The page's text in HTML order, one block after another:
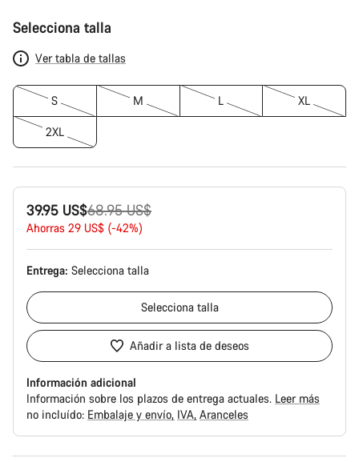
Selecciona talla
Ver tabla de tallas
S M L XL
2XL
39.95 US$
Precio
original
68.95 US$
Ahorras 29 US$ (-42%)
Entrega: Selecciona talla
Selecciona talla
Añadir a lista de deseos
Información adicional
Información sobre los plazos de entrega actuales. Leer más
no incluído: Embalaje y envío IVA Aranceles